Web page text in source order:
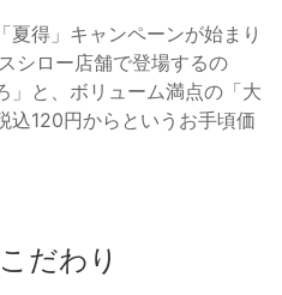
得」キャンペーンが始まり
シロー店舗で登場するの
」と、ボリューム満点の「大
込120円からというお手頃価
だわり